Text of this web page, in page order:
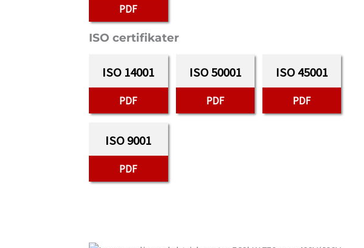
PDF
ISO certifikater
ISO 14001
PDF
ISO 50001
PDF
ISO 45001
PDF
ISO 9001
PDF